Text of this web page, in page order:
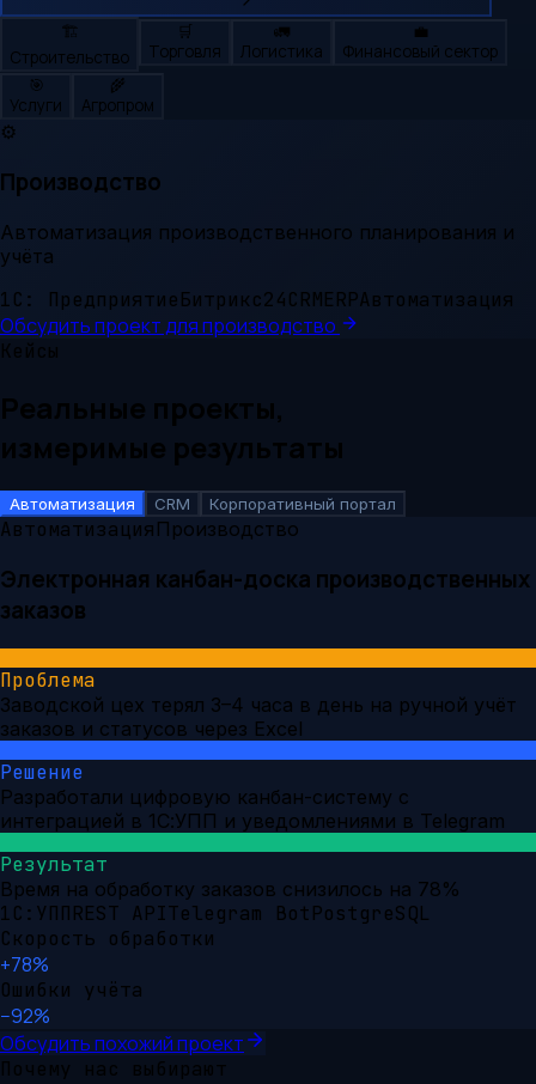
🏗️
Строительство
🛒
Торговля
🚛
Логистика
💼
Финансовый сектор
🎯
Услуги
🌾
Агропром
⚙️
Производство
Автоматизация производственного планирования и
учёта
1С: ПредприятиеБитрикс24CRMERPАвтоматизация
Обсудить проект дляпроизводство
Кейсы
Реальные проекты,
измеримые результаты
Автоматизация CRM Корпоративный портал
Автоматизация Производство
Электронная канбан-доска производственных
заказов
Проблема
Заводской цех терял 3–4 часа в день на ручной учёт
заказов и статусов через Excel
Решение
Разработали цифровую канбан-систему с
интеграцией в 1С:УПП и уведомлениями в Telegram
Результат
Время на обработку заказов снизилось на 78%
1С:УППREST APITelegram BotPostgreSQL
Скорость обработки
+78%
Ошибки учёта
−92%
Обсудить похожий проект
Почему нас выбирают